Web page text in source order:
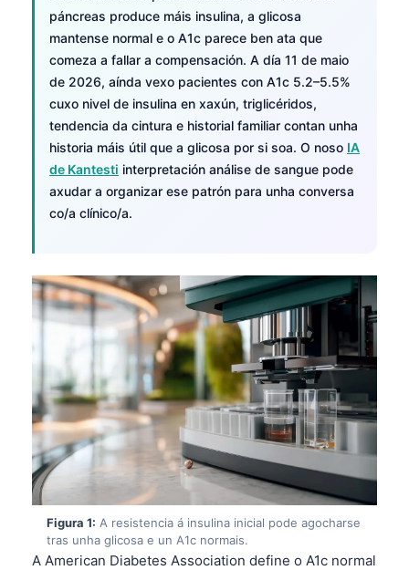
páncreas produce máis insulina, a glicosa
mantense normal e o A1c parece ben ata que
comeza a fallar a compensación. A día 11 de maio
de 2026, aínda vexo pacientes con A1c 5.2–5.5%
cuxo nivel de insulina en xaxún, triglicéridos,
tendencia da cintura e historial familiar contan unha
historia máis útil que a glicosa por si soa. O noso IA
de Kantesti interpretación análise de sangue pode
axudar a organizar ese patrón para unha conversa
co/a clínico/a.
Figura 1: A resistencia á insulina inicial pode agocharse
tras unha glicosa e un A1c normais.
A American Diabetes Association define o A1c normal